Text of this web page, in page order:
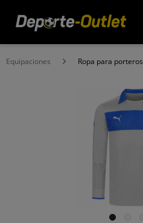
Equipaciones Ropa para porteros